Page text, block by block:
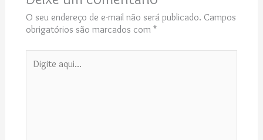
O seu endereço de e-mail não será publicado. Campos
obrigatórios são marcados com *
aqui...